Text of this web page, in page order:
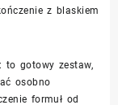
z blaskiem
to gotowy zestaw,
osobno
formuł od